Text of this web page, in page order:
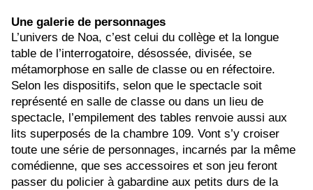
Une galerie de personnages
L’univers de Noa, c’est celui du collège et la longue
table de l’interrogatoire, désossée, divisée, se
métamorphose en salle de classe ou en réfectoire.
Selon les dispositifs, selon que le spectacle soit
représenté en salle de classe ou dans un lieu de
spectacle, l’empilement des tables renvoie aussi aux
lits superposés de la chambre 109. Vont s’y croiser
toute une série de personnages, incarnés par la même
comédienne, que ses accessoires et son jeu feront
passer du policier à gabardine aux petits durs de la